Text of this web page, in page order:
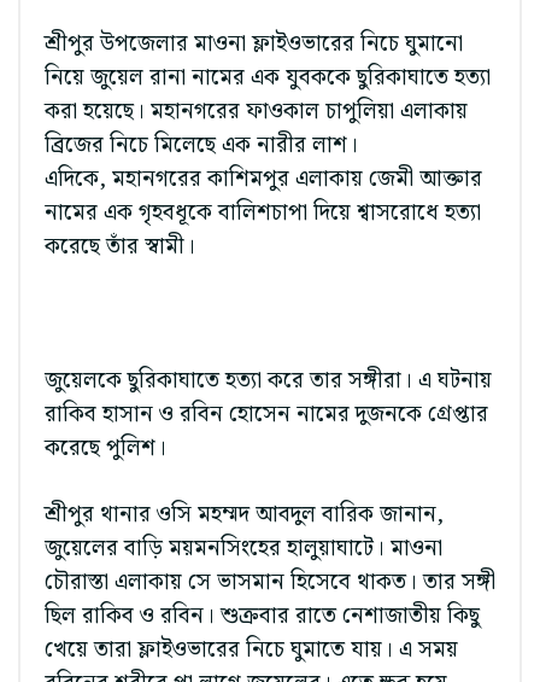
শ্রীপুর উপজেলার মাওনা ফ্লাইওভারের নিচে ঘুমানো
নিয়ে জুয়েল রানা নামের এক যুবককে ছুরিকাঘাতে হত্যা
করা হয়েছে। মহানগরের ফাওকাল চাপুলিয়া এলাকায়
ব্রিজের নিচে মিলেছে এক নারীর লাশ।
এদিকে, মহানগরের কাশিমপুর এলাকায় জেমী আক্তার
নামের এক গৃহবধূকে বালিশচাপা দিয়ে শ্বাসরোধে হত্যা
করেছে তাঁর স্বামী।
জুয়েলকে ছুরিকাঘাতে হত্যা করে তার সঙ্গীরা। এ ঘটনায়
রাকিব হাসান ও রবিন হোসেন নামের দুজনকে গ্রেপ্তার
করেছে পুলিশ।
শ্রীপুর থানার ওসি মহম্মদ আবদুল বারিক জানান,
জুয়েলের বাড়ি ময়মনসিংহের হালুয়াঘাটে। মাওনা
চৌরাস্তা এলাকায় সে ভাসমান হিসেবে থাকত। তার সঙ্গী
ছিল রাকিব ও রবিন। শুক্রবার রাতে নেশাজাতীয় কিছু
খেয়ে তারা ফ্লাইওভারের নিচে ঘুমাতে যায়। এ সময়